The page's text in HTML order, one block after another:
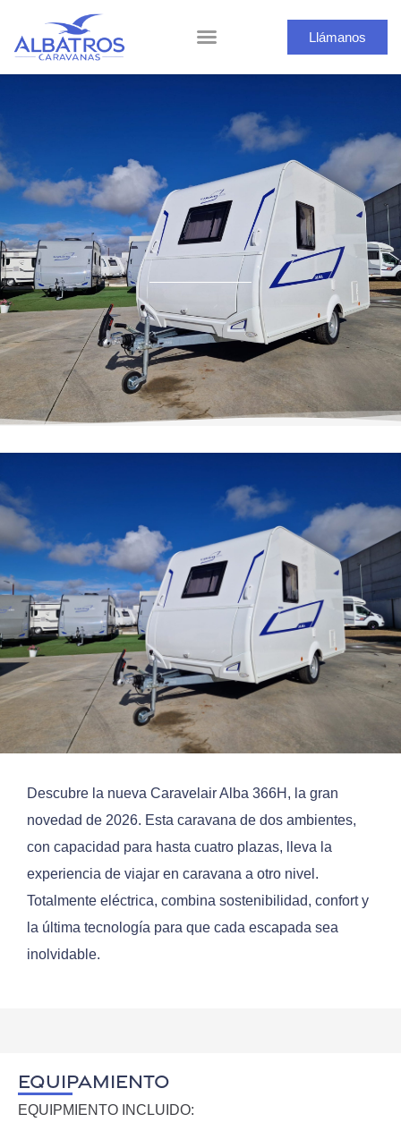
Llámanos
Descubre la nueva Caravelair Alba 366H, la gran
novedad de 2026. Esta caravana de dos ambientes,
con capacidad para hasta cuatro plazas, lleva la
experiencia de viajar en caravana a otro nivel.
Totalmente eléctrica, combina sostenibilidad, confort y
la última tecnología para que cada escapada sea
inolvidable.
EQUIPAMIENTO
EQUIPMIENTO INCLUIDO: